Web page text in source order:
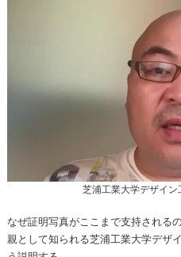
芝浦工業大学デザイ
なぜ証明写真がここまで支持される
親として知られる芝浦工業大学デザ